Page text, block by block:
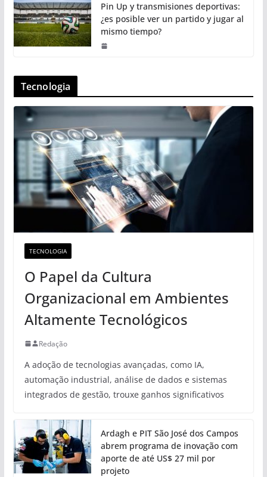
Pin Up y transmisiones deportivas:
¿es posible ver un partido y jugar al
mismo tiempo?
Tecnologia
TECNOLOGIA
O Papel da Cultura
Organizacional em Ambientes
Altamente Tecnológicos
Redação
A adoção de tecnologias avançadas, como IA,
automação industrial, análise de dados e sistemas
integrados de gestão, trouxe ganhos significativos
Ardagh e PIT São José dos Campos
abrem programa de inovação com
aporte de até US$ 27 mil por
projeto